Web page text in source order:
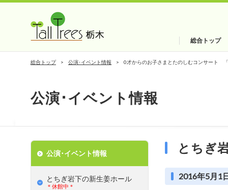
総合トップ
総合トップ 公演･イベント情報 0才からのお子さまとたのしむコンサート
公演･イベント情報
とちぎ
2016年5月1
公演･イベント情報
とちぎ岩下の新⽣姜ホール
＊休館中＊